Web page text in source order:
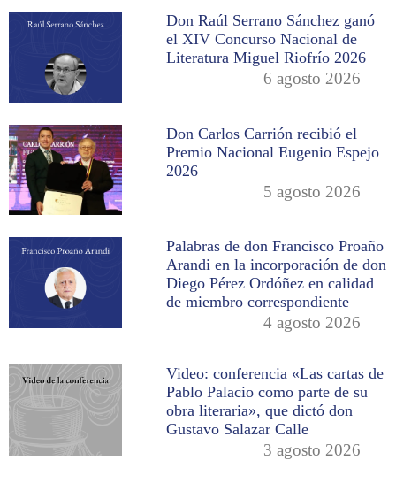
Don Raúl Serrano Sánchez ganó
el XIV Concurso Nacional de
Literatura Miguel Riofrío 2026
6 agosto 2026
Don Carlos Carrión recibió el
Premio Nacional Eugenio Espejo
2026
5 agosto 2026
Palabras de don Francisco Proaño
Arandi en la incorporación de don
Diego Pérez Ordóñez en calidad
de miembro correspondiente
4 agosto 2026
Video: conferencia «Las cartas de
Pablo Palacio como parte de su
obra literaria», que dictó don
Gustavo Salazar Calle
3 agosto 2026